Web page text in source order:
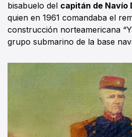
bisabuelo del capitán de Navío
quien en 1961 comandaba el
construcción norteamericana
grupo submarino de la base